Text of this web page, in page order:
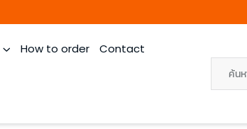
How to order Contact